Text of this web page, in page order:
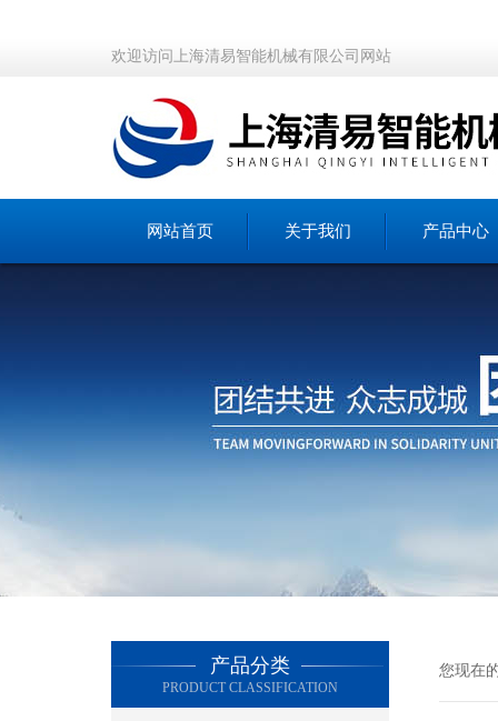
欢迎访问上海清易智能机械有限公司网站
网站首页 关于我们 产品中心
产品分类
PRODUCT CLASSIFICATION
您现在